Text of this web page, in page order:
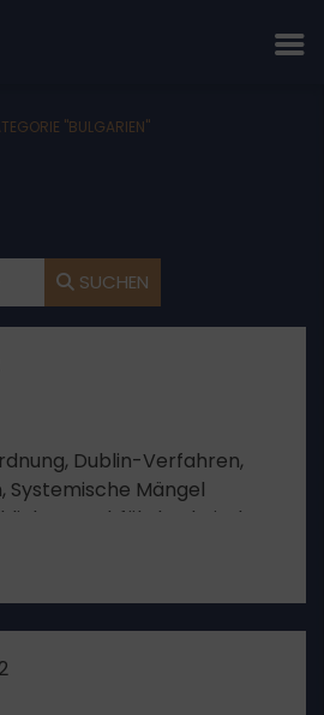
"BULGARIEN"
SUCHEN
Dublin-Verfahren,
Systemische Mängel
Durchführbarkeit der